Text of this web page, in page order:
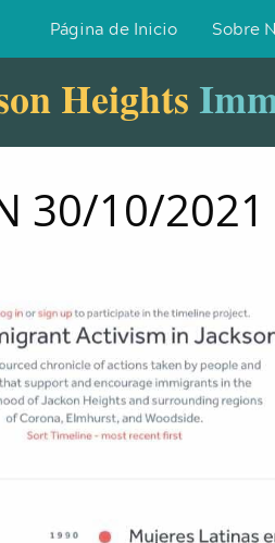
Página de Inicio Sobre
Heights
30/10/2021